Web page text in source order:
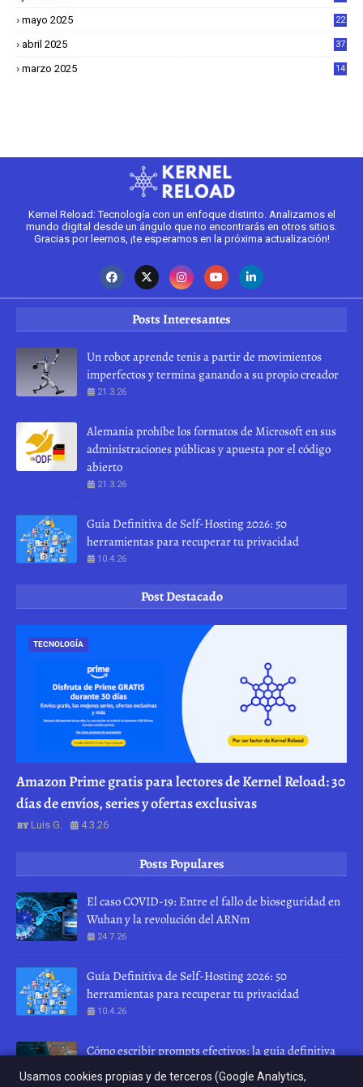
mayo 2025
22
abril 2025
37
marzo 2025
14
Kernel Reload: Tecnología con un enfoque distinto. Analizamos el
mundo digital desde un ángulo que no encontrarás en otros sitios.
Gracias por leernos, ¡te esperamos en la próxima actualización!
Posts Interesantes
Un robot aprende tenis a partir de movimientos
imperfectos y termina ganando a su propio creador
21.3.26
Alemania prohíbe los formatos de Microsoft en sus
administraciones públicas y apuesta por el código
abierto
21.3.26
Guía Definitiva de Self-Hosting 2026: 50
herramientas para recuperar tu privacidad
10.4.26
Post Destacado
TECNOLOGÍA
Amazon Prime gratis para lectores de Kernel Reload: 30
días de envíos, series y ofertas exclusivas
Luis G. 4.3.26
Posts Populares
El caso COVID-19: Entre el fallo de bioseguridad en
Wuhan y la revolución del ARNm
24.7.26
Guía Definitiva de Self-Hosting 2026: 50
herramientas para recuperar tu privacidad
10.4.26
Cómo escribir prompts efectivos: la guía definitiva
para hablar con una IA
Usamos cookies propias y de terceros (Google Analytics,